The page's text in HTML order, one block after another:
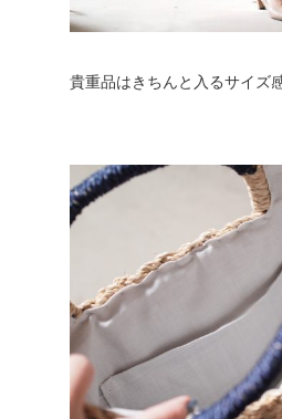
貴重品はきちんと入るサイズ感